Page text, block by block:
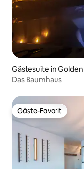
Gästesuite in Golden
Das Baumhaus
Gäste-Favorit
Gäste-Favorit